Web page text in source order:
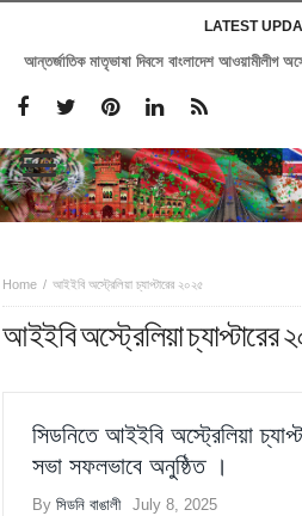
LATEST
আন্তর্জাতিক মাতৃভাষা দিবসে বাংলাদেশ আওয়ামীলীগ
Home আইইবি অস্ট্রেলিয়া চ্যাপ্টারের ২০২৫
আইইবি অস্ট্রেলিয়া চ্যাপ্টারের
সিডনিতে আইইবি অস্ট্রেলিয়া
সভা সফলভাবে অনুষ্ঠিত ।
Byসিডনি বাঙালী July 8, 2025